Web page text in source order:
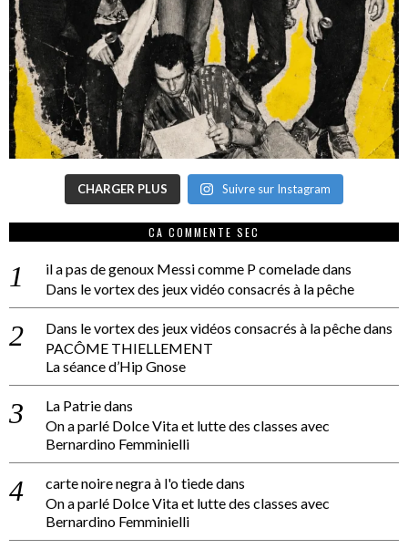
CHARGER PLUS Suivre sur Instagram
CA COMMENTE SEC
il a pas de genoux Messi comme P comeladedans
Dans le vortex des jeux vidéo consacrés à la pêche
Dans le vortex des jeux vidéos consacrés à la pêchedans
PACÔME THIELLEMENT
La séance d’Hip Gnose
La Patriedans
On a parlé Dolce Vita et lutte des classes avec
Bernardino Femminielli
carte noire negra à l'o tiededans
On a parlé Dolce Vita et lutte des classes avec
Bernardino Femminielli